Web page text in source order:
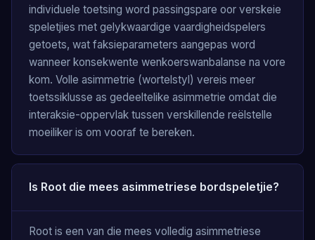
individuele toetsing word passingspare oor verskeie
speletjies met gelykwaardige vaardigheidspelers
getoets, wat faksieparameters aangepas word
wanneer konsekwente wenkoerswanbalanse na vore
kom. Volle asimmetrie (wortelstyl) vereis meer
toetssiklusse as gedeeltelike asimmetrie omdat die
interaksie-oppervlak tussen verskillende reëlstelle
moeiliker is om vooraf te bereken.
Is Root die mees asimmetriese bordspeletjie?
Root is een van die mees volledig asimmetriese